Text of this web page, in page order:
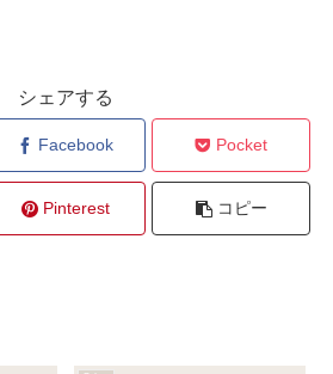
シェアする
Facebook Pocket
Pinterest コピー